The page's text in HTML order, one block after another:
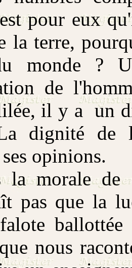
pour eux
la terre,
monde ?
de
il y a un
dignité de
opinions.
de
pas que la
ballottée
nous